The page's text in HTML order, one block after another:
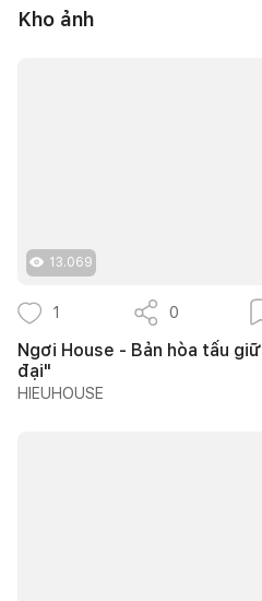
Kho ảnh
13.069
1 0
Ngơi House - Bản hòa tấu
đại"
HIEUHOUSE